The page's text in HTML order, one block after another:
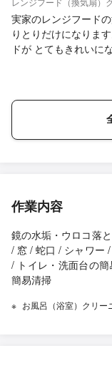
実家のレンジフード
りとりだけになりま
ドが とてもきれいに
作業内容
鏡の水垢・ウロコ落
/ 窓 / 蛇口 / シャワー
/ トイレ・洗面台の
簡易清掃
お風呂（浴室）クリー